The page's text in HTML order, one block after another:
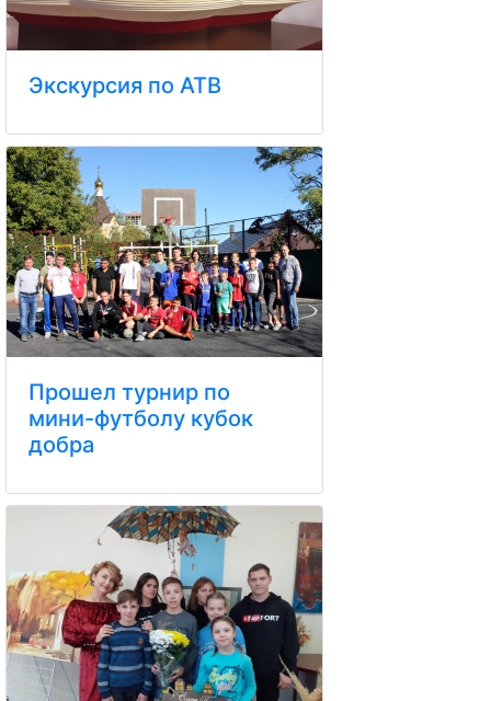
Экскурсия по АТВ
Прошел турнир по
мини-футболу кубок
добра